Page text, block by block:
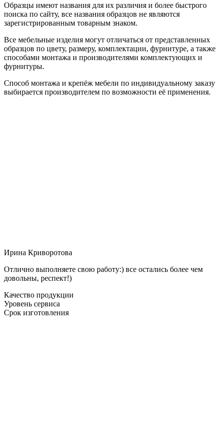
Образцы имеют названия для их различия и более быстрого
поиска по сайту, все названия образцов не являются
зарегистрированным товарным знаком.
Все мебельные изделия могут отличаться от представленных
образцов по цвету, размеру, комплектации, фурнитуре, а также
способами монтажа и производителями комплектующих и
фурнитуры.
Способ монтажа и крепёж мебели по индивидуальному заказу
выбирается производителем по возможности её применения.
Ирина Криворотова
Отлично выполняете свою работу:) все остались более чем
довольны, респект!)
Качество продукции
Уровень сервиса
Срок изготовления